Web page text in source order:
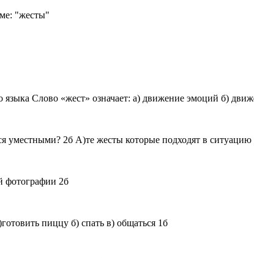
"жесты"
языка Слово «жест» означает: а) движение эмоций б)
уместными? 2б А)те жесты которые подходят в
фотографии 2б
пиццу б) спать в) общаться 1б